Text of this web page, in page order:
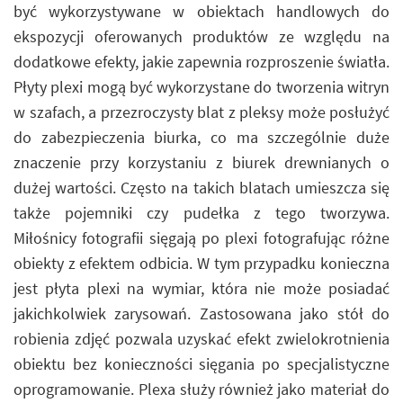
być wykorzystywane w obiektach handlowych do
ekspozycji oferowanych produktów ze względu na
dodatkowe efekty, jakie zapewnia rozproszenie światła.
Płyty plexi mogą być wykorzystane do tworzenia witryn
w szafach, a przezroczysty blat z pleksy może posłużyć
do zabezpieczenia biurka, co ma szczególnie duże
znaczenie przy korzystaniu z biurek drewnianych o
dużej wartości. Często na takich blatach umieszcza się
także pojemniki czy pudełka z tego tworzywa.
Miłośnicy fotografii sięgają po plexi fotografując różne
obiekty z efektem odbicia. W tym przypadku konieczna
jest płyta plexi na wymiar, która nie może posiadać
jakichkolwiek zarysowań. Zastosowana jako stół do
robienia zdjęć pozwala uzyskać efekt zwielokrotnienia
obiektu bez konieczności sięgania po specjalistyczne
oprogramowanie. Plexa służy również jako materiał do